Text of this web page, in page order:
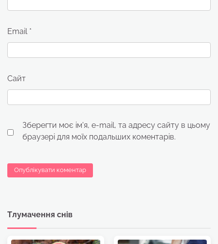
Email *
Сайт
Зберегти моє ім'я, e-mail, та адресу сайту в цьому
браузері для моїх подальших коментарів.
Тлумачення снів